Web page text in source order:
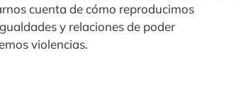
cuenta de cómo reproducimos
y relaciones de poder
violencias.